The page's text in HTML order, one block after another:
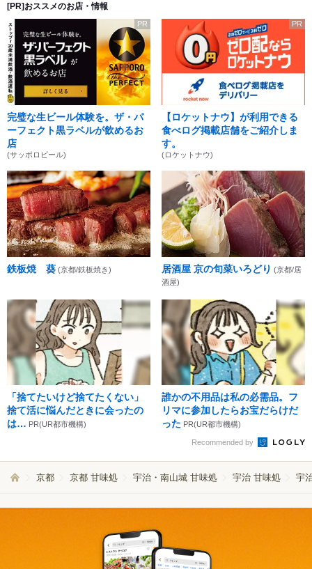
[PR]おススメのお店・情報
PR
完璧な生ビール体験を。ザ・パ
ーフェクト黒ラベルが飲めるお
店
(サッポロビール)
PR
【ロケットナウ】が利用できる
食べログ掲載店舗をご紹介しま
す。
(ロケットナウ)
鉄板焼 葵 (京都/鉄板焼き) 居酒屋 京の旬菜いろどり (京都/居
酒屋)
「捨てたいけど捨てたくない」
捨て活に悩んだときに会ったの
は… PR(UR都市機構)
誰かの不用品は私の必需品。フ
リマに参加したらお宝だらけだ
った PR(UR都市機構)
Recommended by
京都 京都 甘味処 宇治・南山城 甘味処 宇治 甘味処 宇